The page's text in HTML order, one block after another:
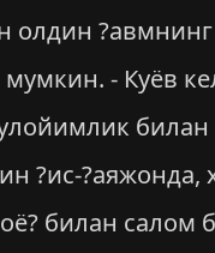
?авмнинг
- Куёв
?ис-?аяжонда,
билан салом